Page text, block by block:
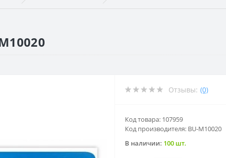
Отзывы: (0)
Код товара: 107959
Код производителя: BU-M10020
В наличии: 100 шт.